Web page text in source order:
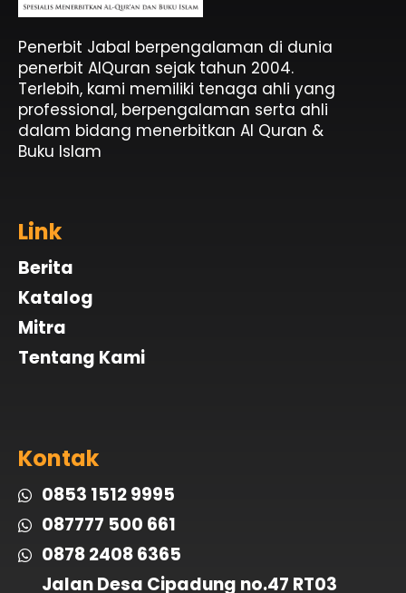
Penerbit Al Quran Jabal
Penerbit Al Quran & Buku Islam Berpengalaman Sejak 2004
Penerbit Jabal berpengalaman di dunia
penerbit AlQuran sejak tahun 2004.
Terlebih, kami memiliki tenaga ahli yang
professional, berpengalaman serta ahli
dalam bidang menerbitkan Al Quran &
Buku Islam
Link
Berita
Katalog
Mitra
Tentang Kami
Kontak
0853 1512 9995
087777 500 661
0878 2408 6365
Jalan Desa Cipadung no.47 RT03